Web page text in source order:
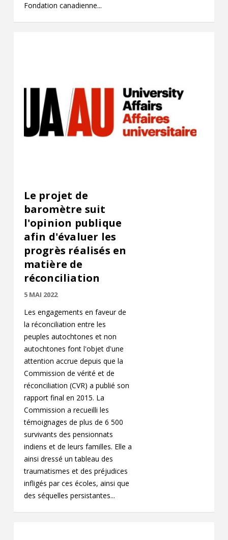
Fondation canadienne...
Le projet de
baromètre suit
l'opinion publique
afin d'évaluer les
progrès réalisés en
matière de
réconciliation
5 MAI 2022
Les engagements en faveur de
la réconciliation entre les
peuples autochtones et non
autochtones font l'objet d'une
attention accrue depuis que la
Commission de vérité et de
réconciliation (CVR) a publié son
rapport final en 2015. La
Commission a recueilli les
témoignages de plus de 6 500
survivants des pensionnats
indiens et de leurs familles. Elle a
ainsi dressé un tableau des
traumatismes et des préjudices
infligés par ces écoles, ainsi que
des séquelles persistantes...